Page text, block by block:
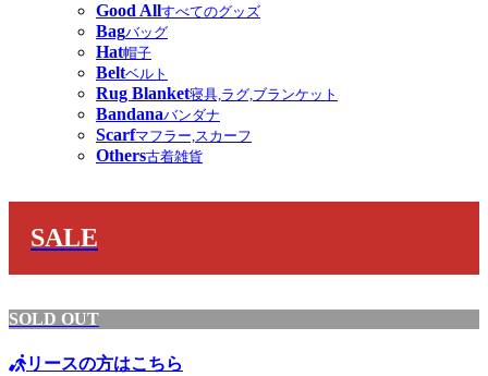
Good Allすべてのグッズ
Bagバッグ
Hat帽子
Beltベルト
Rug Blanket寝具,ラグ,ブランケット
Bandanaバンダナ
Scarfマフラー,スカーフ
Others古着雑貨
SALE
SOLD OUT
リースの方はこちら